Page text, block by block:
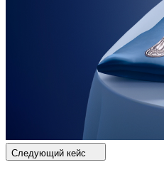
Следующий кейс